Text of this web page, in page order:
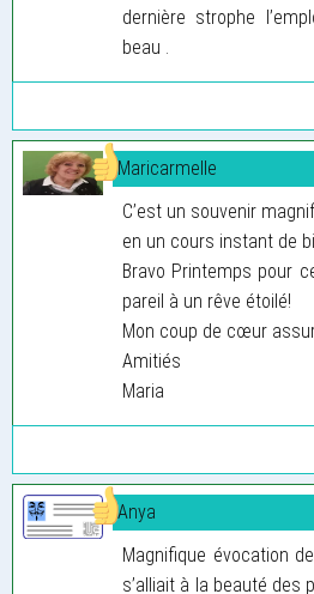
dernière strophe
beau .
Maricarmelle
C’est un souvenir
en un cours instant de
Bravo Printemps pour
pareil à un rêve étoilé!
Mon coup de cœur
Amitiés
Maria
Anya
Magnifique évocation
s’alliait à la beauté des